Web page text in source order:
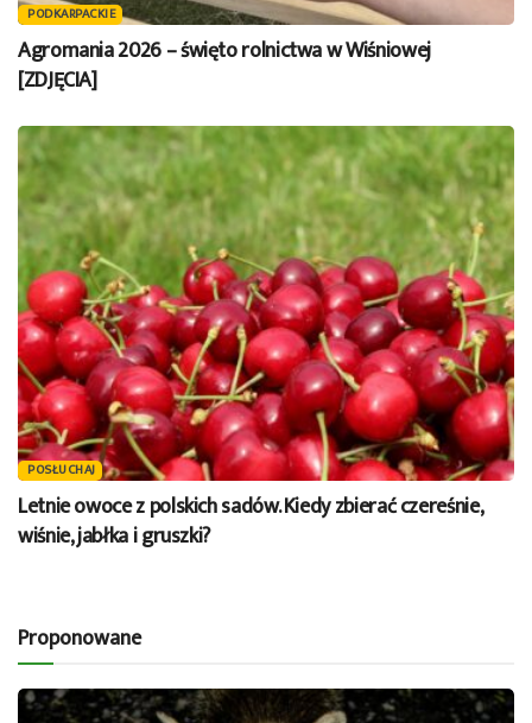
PODKARPACKIE
Agromania 2026 – święto rolnictwa w Wiśniowej
[ZDJĘCIA]
POSŁUCHAJ
Letnie owoce z polskich sadów. Kiedy zbierać czereśnie,
wiśnie, jabłka i gruszki?
Proponowane